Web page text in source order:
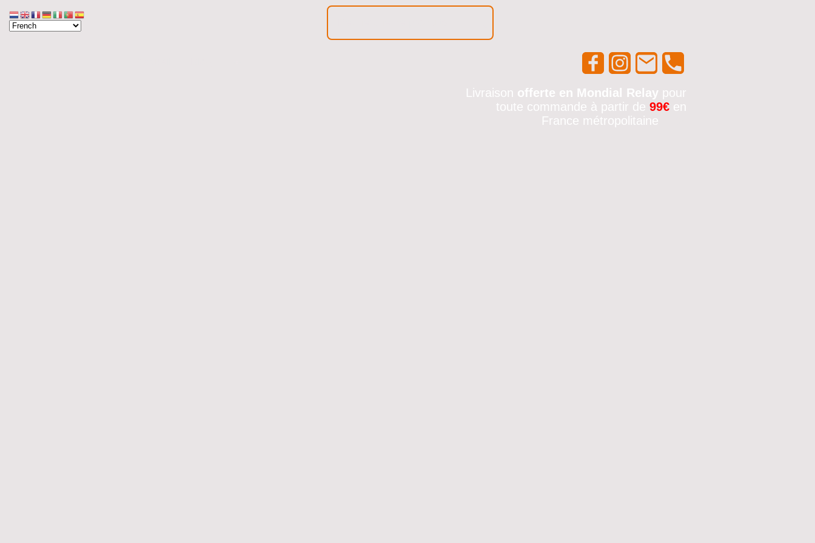
Livraison offerte en Mondial Relay pour
toute commande à partir de 99€en
France métropolitaine